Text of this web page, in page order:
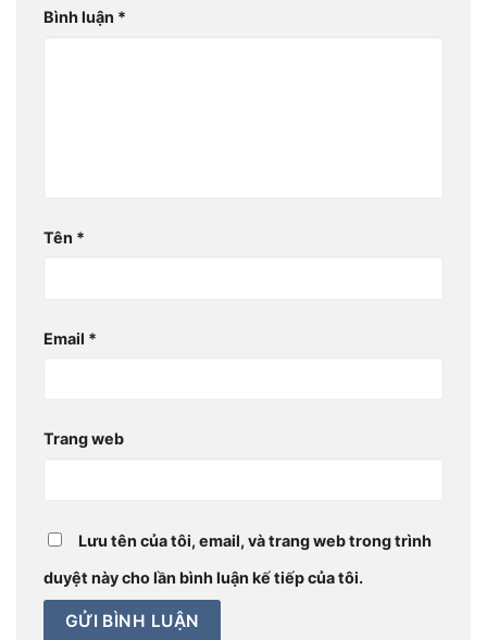
Bình luận *
Tên *
Email *
Trang web
Lưu tên của tôi, email, và trang web trong trình
duyệt này cho lần bình luận kế tiếp của tôi.